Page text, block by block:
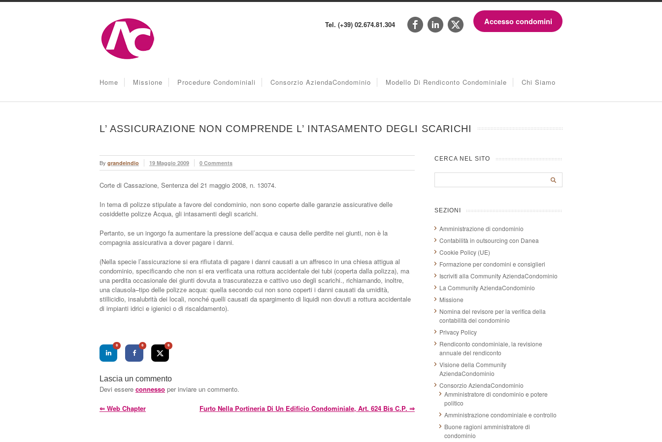
Tel. (+39) 02.674.81.304 Accesso condomini
Home Missione Procedure Condominiali Consorzio AziendaCondominio Modello Di Rendiconto Condominiale Chi Siamo
L’ ASSICURAZIONE NON COMPRENDE L’ INTASAMENTO DEGLI SCARICHI
By grandeindio 19 Maggio 2009 0 Comments
Corte di Cassazione, Sentenza del 21 maggio 2008, n. 13074.
In tema di polizze stipulate a favore del condominio, non sono coperte dalle garanzie assicurative delle
cosiddette polizze Acqua, gli intasamenti degli scarichi.
Pertanto, se un ingorgo fa aumentare la pressione dell’acqua e causa delle perdite nei giunti, non è la
compagnia assicurativa a dover pagare i danni.
(Nella specie l’assicurazione si era rifiutata di pagare i danni causati a un affresco in una chiesa attigua al
condominio, specificando che non si era verificata una rottura accidentale dei tubi (coperta dalla polizza), ma
una perdita occasionale dei giunti dovuta a trascuratezza e cattivo uso degli scarichi., richiamando, inoltre,
una clausola–tipo delle polizze acqua: quella secondo cui non sono coperti i danni causati da umidità,
stillicidio, insalubrità dei locali, nonché quelli causati da spargimento di liquidi non dovuti a rottura accidentale
di impianti idrici e igienici o di riscaldamento).
0 0 0
Lascia un commento
Devi essere connesso per inviare un commento.
⇐ Web Chapter Furto Nella Portineria Di Un Edificio Condominiale, Art. 624 Bis C.p. ⇒
CERCA NEL SITO
SEZIONI
Amministrazione di condominio
Contabilità in outsourcing con Danea
Cookie Policy (UE)
Formazione per condomini e consiglieri
Iscriviti alla Community AziendaCondominio
La Community AziendaCondominio
Missione
Nomina del revisore per la verifica della
contabilità del condominio
Privacy Policy
Rendiconto condominiale, la revisione
annuale del rendiconto
Visione della Community
AziendaCondominio
Consorzio AziendaCondominio
Amministratore di condominio e potere
politico
Amministrazione condominiale e controllo
Buone ragioni amministratore di
condominio